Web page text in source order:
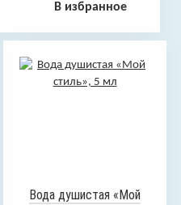
«Амарант», 30 мл
В избранное
Вода душистая «Мой